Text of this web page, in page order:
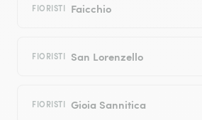
FIORISTI Faicchio
FIORISTI San Lorenzello
FIORISTI Gioia Sannitica